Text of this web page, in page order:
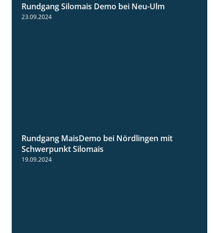
Rundgang Silomais Demo bei Neu-Ulm
23.09.2024
Rundgang MaisDemo bei Nördlingen mit
Schwerpunkt Silomais